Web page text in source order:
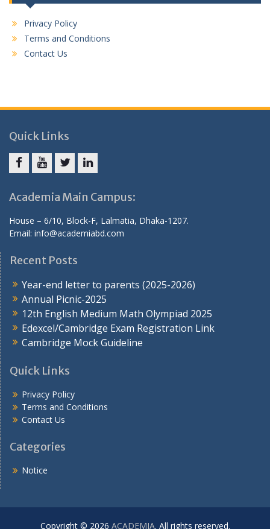
Privacy Policy
Terms and Conditions
Contact Us
Quick Links
Academia Main Campus:
House – 6/10, Block-F, Lalmatia, Dhaka-1207.
Email: info@academiabd.com
Recent Posts
Year-end letter to parents (2025-2026)
Annual Picnic-2025
12th English Medium Math Olympiad 2025
Edexcel/Cambridge Exam Registration Link
Cambridge Mock Guideline
Quick Links
Privacy Policy
Terms and Conditions
Contact Us
Categories
Notice
Copyright © 2026 ACADEMIA. All rights reserved.